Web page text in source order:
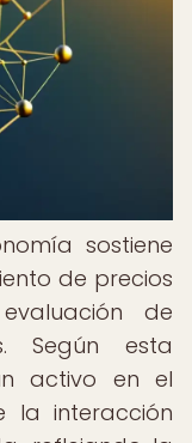
sostiene
de precios
de
Según esta
activo en el
la interacción